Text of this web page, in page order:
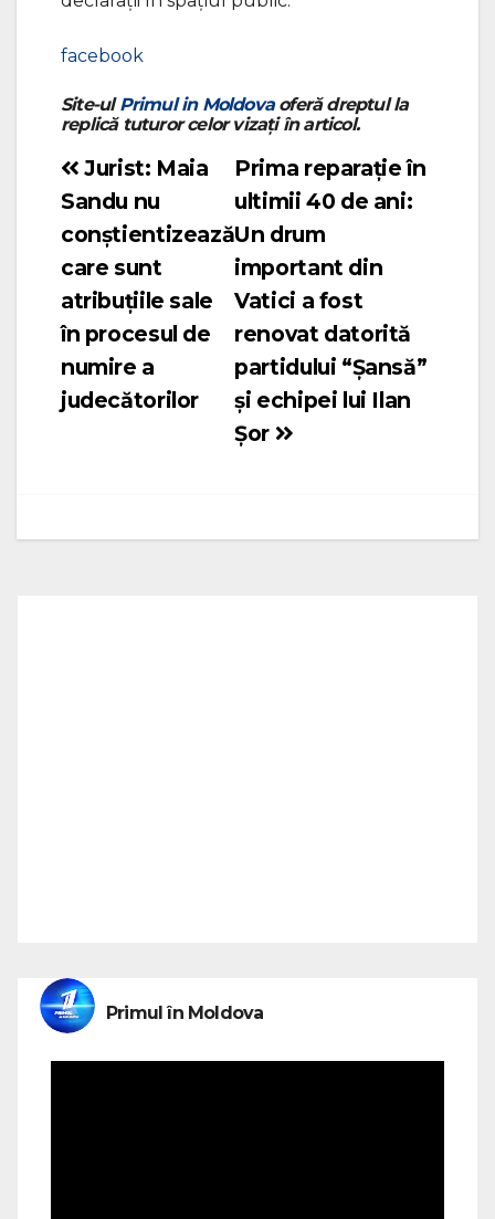
facebook
Site-ulPrimul in Moldovaoferă dreptul la
replică tuturor celor vizați în articol.
Navigare
în
articole
Prima reparație în
ultimii 40 de ani:
Un drum
important din
Vatici a fost
renovat datorită
partidului “Șansă”
și echipei lui Ilan
Șor
Jurist: Maia
Sandu nu
conștientizează
care sunt
atribuțiile sale
în procesul de
numire a
judecătorilor
Primul în Moldova